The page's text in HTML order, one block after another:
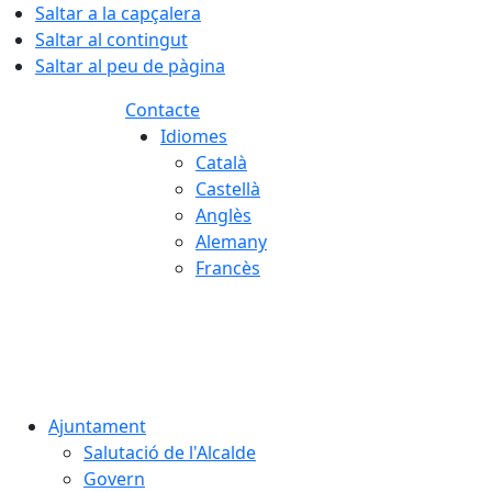
Saltar a la capçalera
Saltar al contingut
Saltar al peu de pàgina
Contacte
Idiomes
Català
Castellà
Anglès
Alemany
Francès
Ajuntament
Salutació de l'Alcalde
Govern